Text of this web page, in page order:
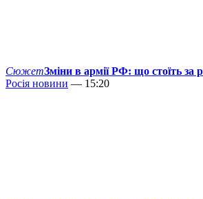
СюжетЗміни в армії РФ: що стоїть за
Росія новини — 15:20